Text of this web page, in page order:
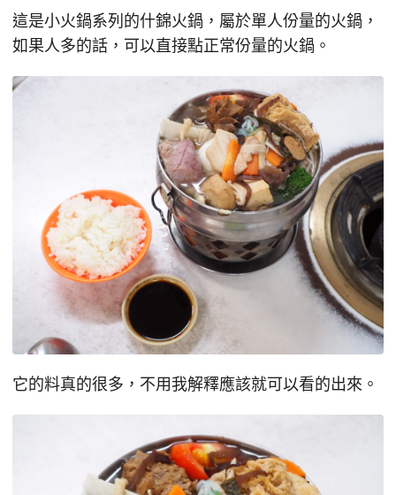
這是小火鍋系列的什錦火鍋，屬於單人份量的火鍋，
如果人多的話，可以直接點正常份量的火鍋。
它的料真的很多，不用我解釋應該就可以看的出來。